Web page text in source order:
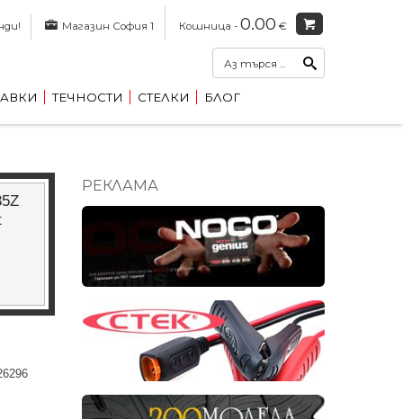
Магазин София 1 Кошница - 0.00 €
ТЕЧНОСТИ СТЕЛКИ БЛОГ
РЕКЛАМА